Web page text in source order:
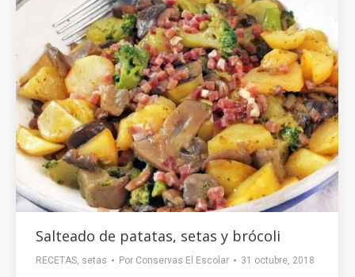
Salteado de patatas, setas y brócoli
RECETAS, setas Por Conservas El Escolar 31 octubre, 2018